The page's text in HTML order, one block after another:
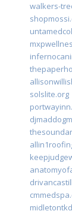
walkers-
solslite.org